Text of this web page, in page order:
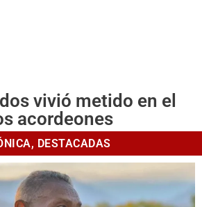
vivió metido en el
acordeones
, DESTACADAS